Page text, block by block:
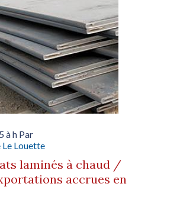
à h Par
Le Louette
laminés à chaud /
accrues en